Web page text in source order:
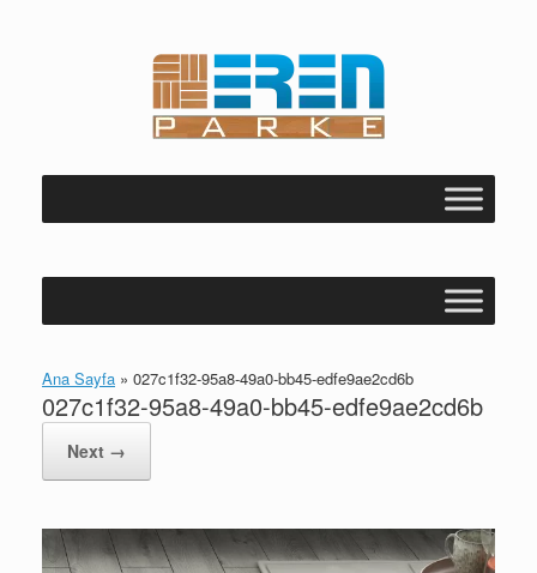
Ana Sayfa » 027c1f32-95a8-49a0-bb45-edfe9ae2cd6b
027c1f32-95a8-49a0-bb45-edfe9ae2cd6b
Next →